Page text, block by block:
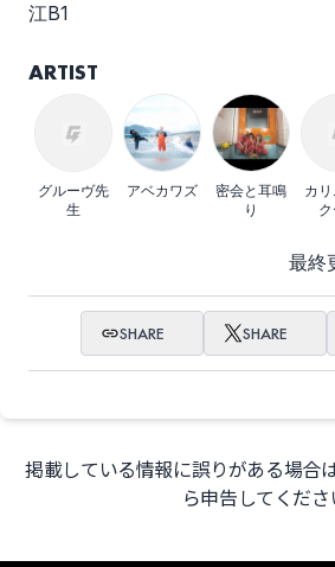
江B1
ARTIST
グルーヴ先
生
アベカワズ
密会と耳鳴
り
カ
最終
SHARE SHARE
掲載している情報に誤りがある場合
ら申告してくださ